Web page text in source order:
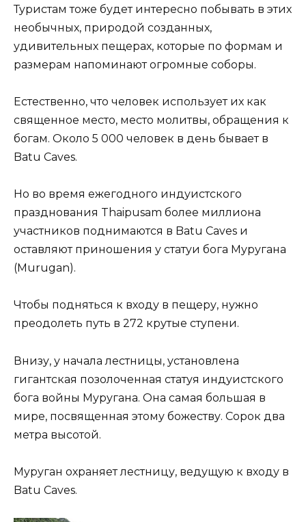
Туристам тоже будет интересно побывать в этих
необычных, природой созданных,
удивительных пещерах, которые по формам и
размерам напоминают огромные соборы.
Естественно, что человек использует их как
священное место, место молитвы, обращения к
богам. Около 5 000 человек в день бывает в
Batu Caves.
Но во время ежегодного индуистского
празднования Thaipusam более миллиона
участников поднимаются в Batu Caves и
оставляют приношения у статуи бога Муругана
(Murugan).
Чтобы подняться к входу в пещеру, нужно
преодолеть путь в 272 крутые ступени.
Внизу, у начала лестницы, установлена
гигантская позолоченная статуя индуистского
бога войны Муругана. Она самая большая в
мире, посвященная этому божеству. Сорок два
метра высотой.
Муруган охраняет лестницу, ведущую к входу в
Batu Caves.